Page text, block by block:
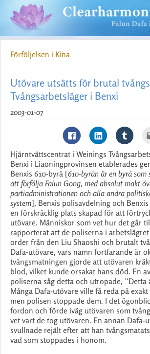
Förföljelsen i Kina
Utövare utsätts för brutal
Tvångsarbetsläger i Benxi
2003-01-07
Hjärntvättscentrat i Weinings
Benxi i Liaoningprovinsen etablerades
Benxis 610-byrå [610-byrån är en byrå som
att förfölja Falun Gong, med absolut makt
partiadministrationen och alla andra
system], Benxis polisavdelning och
en förskräcklig plats skapad för att
utövare. Människor som vet hur det går
rapporterat att de poliserna i
order från den Liu Shaoshi och brutalt
Dafa-utövare, vars namn fortfarande är
tvångsmatningen gjorde att utövaren
blod, vilket kunde orsakat hans död. En
poliserna såg detta och utropade, ”Detta
Många Dafa-utövare ville få reda på
men polisen stoppade dem. I det
fordon och förde iväg utövaren som
vet vart de tog utövaren. En annan Dafa-
svullnade rejält efter att han
vad som stoppades i honom.